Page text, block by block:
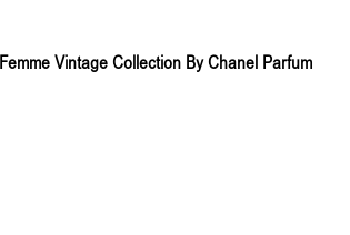
Vintage Collection By Chanel Parfum